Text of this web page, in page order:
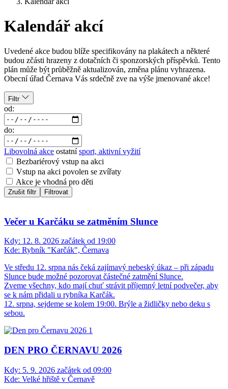
Kalendář akcí
Uvedené akce budou blíže specifikovány na plakátech a některé
budou zčásti hrazeny z dotačních či sponzorských příspěvků. Tento
plán může být průběžně aktualizován, změna plánu vyhrazena.
Obecní úřad Černava Vás srdečně zve na výše jmenované akce!
Filtr
od:
do:
Libovolná akce ostatní sport, aktivní vyžití
Bezbariérový vstup na akci
Vstup na akci povolen se zvířaty
Akce je vhodná pro děti
Zrušit filtr Filtrovat
Večer u Karčáku se zatměním Slunce
Kdy: 12. 8. 2026 začátek od 19:00
Kde: Rybník "Karčák", Černava
Ve středu 12. srpna nás čeká zajímavý nebeský úkaz – při západu
Slunce bude možné pozorovat částečné zatmění Slunce.
Zveme všechny, kdo mají chuť strávit příjemný letní podvečer, aby
se k nám přidali u rybníka Karčák.
12. srpna, sejdeme se kolem 19:00. Brýle a židličky nebo deku s
sebou.
DEN PRO ČERNAVU 2026
Kdy: 5. 9. 2026 začátek od 09:00
Kde: Velké hřiště v Černavě